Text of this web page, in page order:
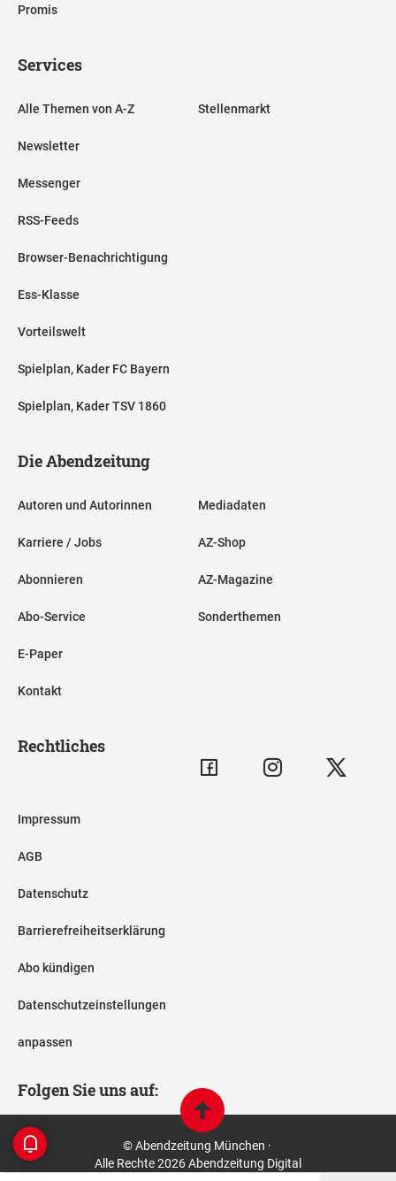
Promis
Services
Alle Themen von A-Z
Newsletter
Messenger
RSS-Feeds
Browser-Benachrichtigung
Ess-Klasse
Vorteilswelt
Spielplan, Kader FC Bayern
Spielplan, Kader TSV 1860
Stellenmarkt
Die Abendzeitung
Autoren und Autorinnen
Karriere / Jobs
Abonnieren
Abo-Service
E-Paper
Kontakt
Mediadaten
AZ-Shop
AZ-Magazine
Sonderthemen
Rechtliches
Impressum
AGB
Datenschutz
Barrierefreiheitserklärung
Abo kündigen
Datenschutzeinstellungen
anpassen
Folgen Sie uns auf:
© Abendzeitung München ·
Alle Rechte 2026 Abendzeitung Digital